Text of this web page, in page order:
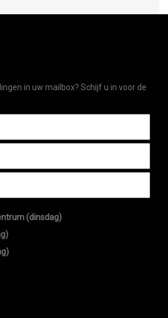
in uw mailbox? Schijf u in voor de
(dinsdag)